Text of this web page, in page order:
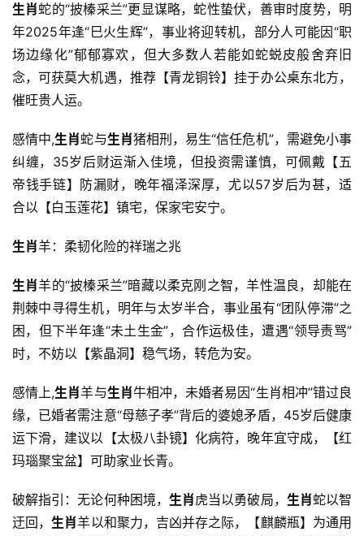
生肖蛇的“披榛采兰”更显谋略，蛇性蛰伏，善审时度势，明
年2025年逢“巳火生辉”，事业将迎转机，部分人可能因“职
场边缘化”郁郁寡欢，但大多数人若能如蛇蜕皮般舍弃旧
念，可获莫大机遇，推荐【青龙铜铃】挂于办公桌东北方，
催旺贵人运。
感情中,生肖蛇与生肖猪相刑，易生“信任危机”，需避免小事
纠缠，35岁后财运渐入佳境，但投资需谨慎，可佩戴【五
帝钱手链】防漏财，晚年福泽深厚，尤以57岁后为甚，适
合以【白玉莲花】镇宅，保家宅安宁。
生肖羊：柔韧化险的祥瑞之兆
生肖羊的“披榛采兰”暗藏以柔克刚之智，羊性温良，却能在
荆棘中寻得生机，明年与太岁半合，事业虽有“团队停滞”之
困，但下半年逢“未土生金”，合作运极佳，遭遇“领导责骂”
时，不妨以【紫晶洞】稳气场，转危为安。
感情上,生肖羊与生肖牛相冲，未婚者易因“生肖相冲”错过良
缘，已婚者需注意“母慈子孝”背后的婆媳矛盾，45岁后健康
运下滑，建议以【太极八卦镜】化病符，晚年宜守成，【红
玛瑙聚宝盆】可助家业长青。
破解指引：无论何种困境， 生肖虎当以勇破局， 生肖蛇以智
迂回，生肖羊以和聚力，吉凶并存之际，【麒麟瓶】为通用